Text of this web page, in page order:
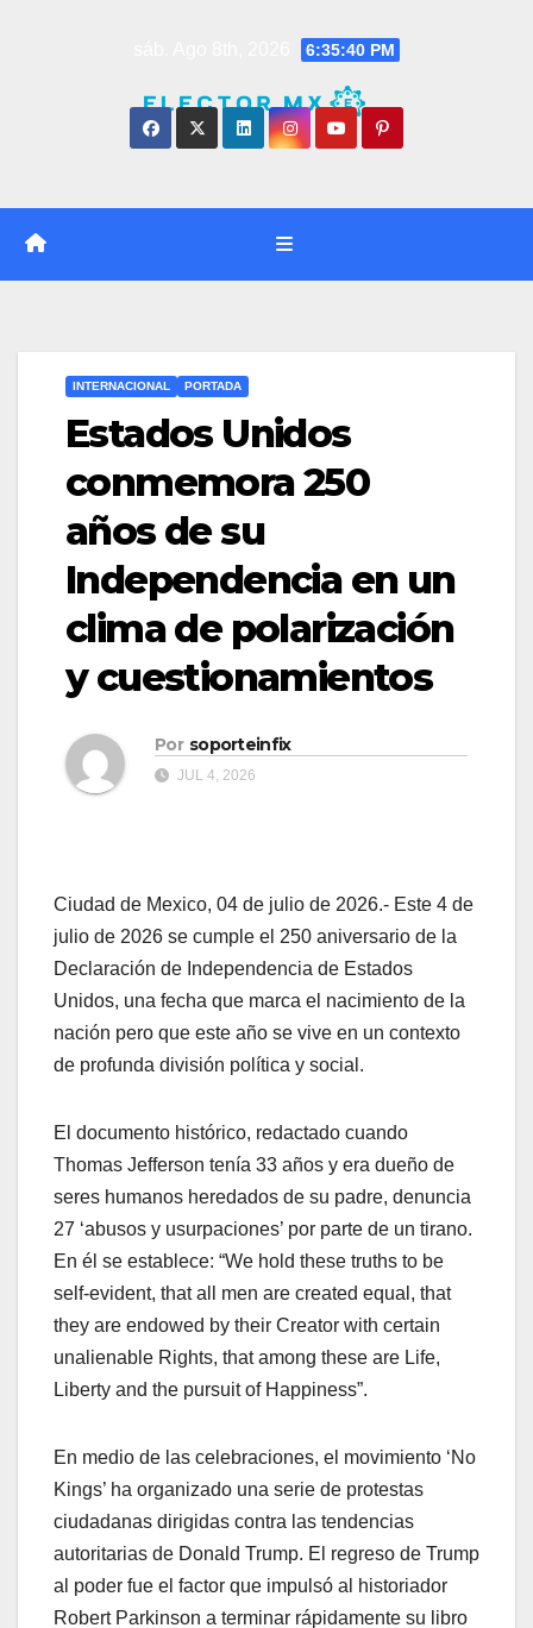
6:35:40 PM
INTERNACIONAL PORTADA
Estados Unidos
conmemora 250
años de su
Independencia en un
clima de polarización
y cuestionamientos
Por soporteinfix
JUL 4, 2026
Ciudad de Mexico, 04 de julio de 2026.- Este 4 de
julio de 2026 se cumple el 250 aniversario de la
Declaración de Independencia de Estados
Unidos, una fecha que marca el nacimiento de la
nación pero que este año se vive en un contexto
de profunda división política y social.
El documento histórico, redactado cuando
Thomas Jefferson tenía 33 años y era dueño de
seres humanos heredados de su padre, denuncia
27 ‘abusos y usurpaciones’ por parte de un tirano.
En él se establece: “We hold these truths to be
self-evident, that all men are created equal, that
they are endowed by their Creator with certain
unalienable Rights, that among these are Life,
Liberty and the pursuit of Happiness”.
En medio de las celebraciones, el movimiento ‘No
Kings’ ha organizado una serie de protestas
ciudadanas dirigidas contra las tendencias
autoritarias de Donald Trump. El regreso de Trump
al poder fue el factor que impulsó al historiador
Robert Parkinson a terminar rápidamente su libro